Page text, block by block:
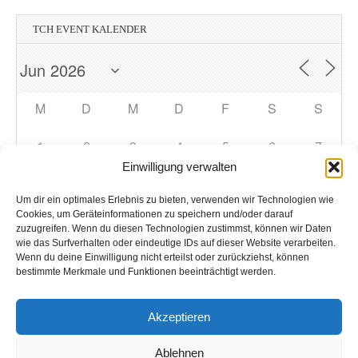
Einwilligung verwalten
Um dir ein optimales Erlebnis zu bieten, verwenden wir Technologien wie
Cookies, um Geräteinformationen zu speichern und/oder darauf
zuzugreifen. Wenn du diesen Technologien zustimmst, können wir Daten
wie das Surfverhalten oder eindeutige IDs auf dieser Website verarbeiten.
Wenn du deine Einwilligung nicht erteilst oder zurückziehst, können
bestimmte Merkmale und Funktionen beeinträchtigt werden.
Akzeptieren
Ablehnen
TCH EVENT KALENDER
M D M D F S S
1 2 3 4 5 6 7
8 10 11 12 13
15 16 17 18 19 20 21
29 30 1 2 3 4 5